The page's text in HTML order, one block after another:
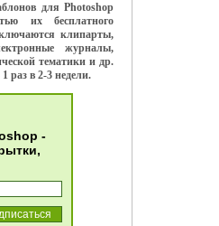
для Photoshop
их бесплатного
клипарты,
журналы,
тематики и др.
раз в 2-3 недели.
-